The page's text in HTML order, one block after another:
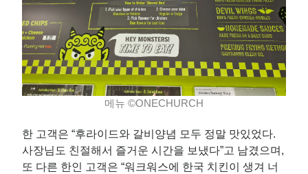
메뉴 ©ONECHURCH
한 고객은 “후라이드와 갈비양념 모두 정말 맛있었다.
사장님도 친절해서 즐거운 시간을 보냈다”고 남겼으며,
또 다른 한인 고객은 “워크워스에 한국 치킨이 생겨 너